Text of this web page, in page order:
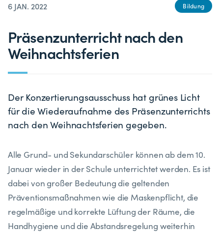
6 JAN. 2022 Bildung
Präsenzunterricht nach den
Weihnachtsferien
Der Konzertierungsausschuss hat grünes Licht
für die Wiederaufnahme des Präsenzunterrichts
nach den Weihnachtsferien gegeben.
Alle Grund- und Sekundarschüler können ab dem 10.
Januar wieder in der Schule unterrichtet werden. Es ist
dabei von großer Bedeutung die geltenden
Präventionsmaßnahmen wie die Maskenpflicht, die
regelmäßige und korrekte Lüftung der Räume, die
Handhygiene und die Abstandsregelung weiterhin